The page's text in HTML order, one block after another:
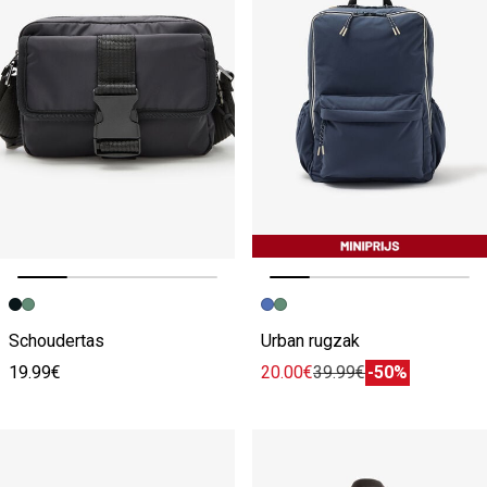
Vorige afbeelding
Volgende beeld
Schoudertas
19.99€
Vorige afbeelding
Volgende beeld
Urban rugzak
20.00€39.99€-50%